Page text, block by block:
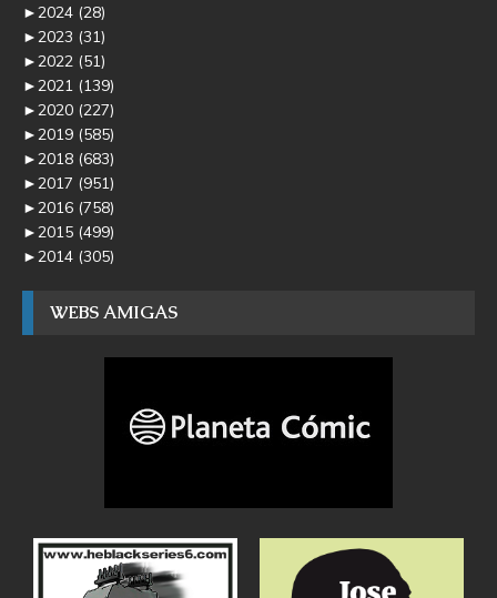
►2024 (28)
►2023 (31)
►2022 (51)
►2021 (139)
►2020 (227)
►2019 (585)
►2018 (683)
►2017 (951)
►2016 (758)
►2015 (499)
►2014 (305)
WEBS AMIGAS